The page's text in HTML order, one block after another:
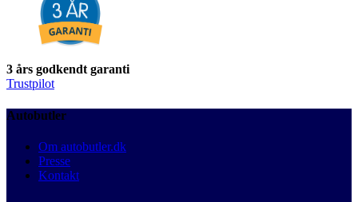
3 års godkendt garanti
Trustpilot
Autobutler
Om autobutler.dk
Presse
Kontakt